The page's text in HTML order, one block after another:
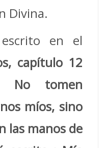
Divina.
en el
capítulo 12
No tomen
míos, sino
las manos de